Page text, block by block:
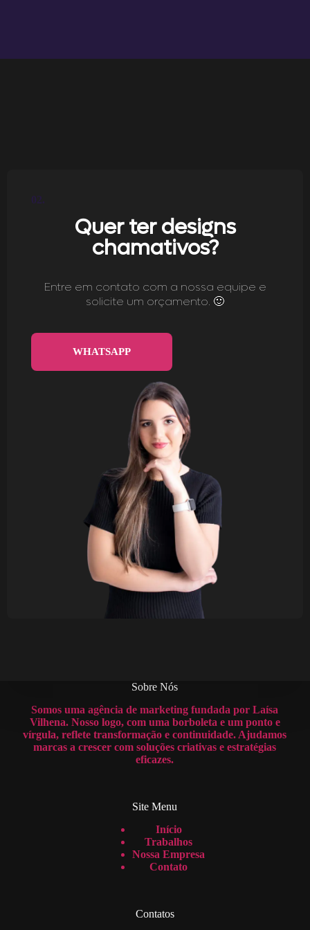
02.
Quer ter designs
chamativos?
Entre em contato com a nossa equipe e
solicite um orçamento. 🙂
WHATSAPP
Sobre Nós
Somos uma agência de marketing fundada por Laísa
Vilhena. Nosso logo, com uma borboleta e um ponto e
vírgula, reflete transformação e continuidade. Ajudamos
marcas a crescer com soluções criativas e estratégias
eficazes.
Site Menu
Início
Trabalhos
Nossa Empresa
Contato
Contatos